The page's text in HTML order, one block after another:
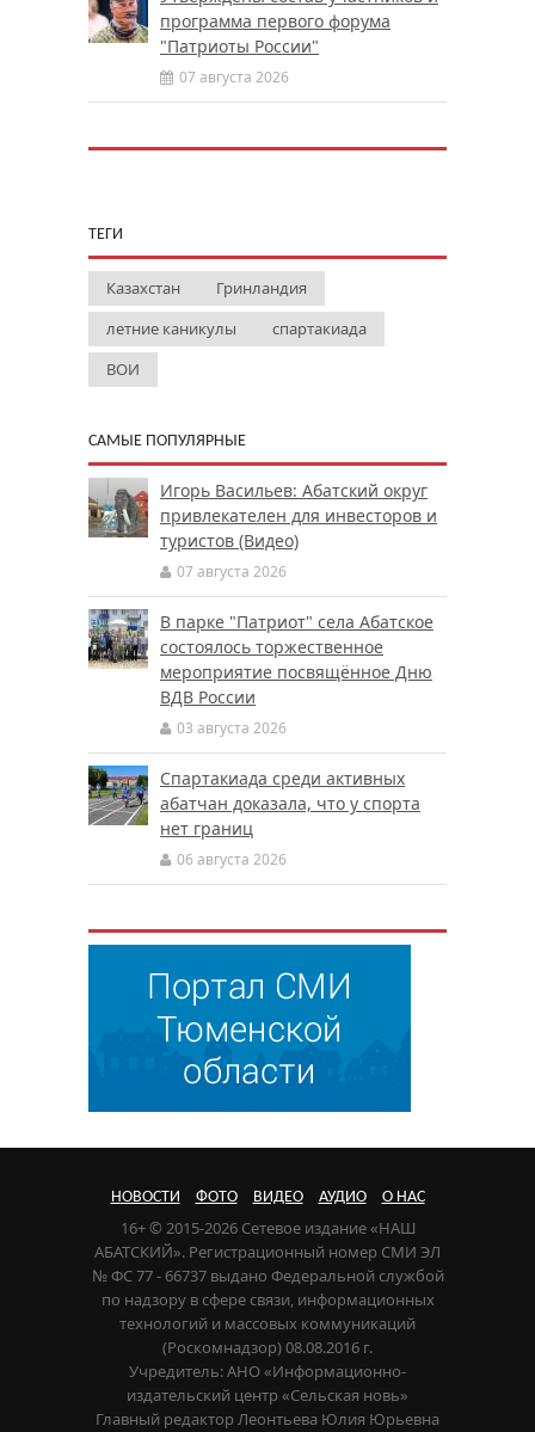
программа первого форума
"Патриоты России"
07 августа 2026
ТЕГИ
Казахстан
Гринландия
летние каникулы
спартакиада
ВОИ
САМЫЕ ПОПУЛЯРНЫЕ
Игорь Васильев: Абатский округ
привлекателен для инвесторов и
туристов (Видео)
07 августа 2026
В парке "Патриот" села Абатское
состоялось торжественное
мероприятие посвящённое Дню
ВДВ России
03 августа 2026
Спартакиада среди активных
абатчан доказала, что у спорта
нет границ
06 августа 2026
НОВОСТИ ФОТО ВИДЕО АУДИО О НАС
16+ © 2015-2026 Сетевое издание «НАШ
АБАТСКИЙ». Регистрационный номер СМИ ЭЛ
№ ФС 77 - 66737 выдано Федеральной службой
по надзору в сфере связи, информационных
технологий и массовых коммуникаций
(Роскомнадзор) 08.08.2016 г.
Учредитель: АНО «Информационно-
издательский центр «Сельская новь»
Главный редактор Леонтьева Юлия Юрьевна